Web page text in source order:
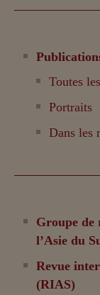
Toutes
Portraits
Dans les
Groupe de
l’Asie du
Revue
(RIAS)